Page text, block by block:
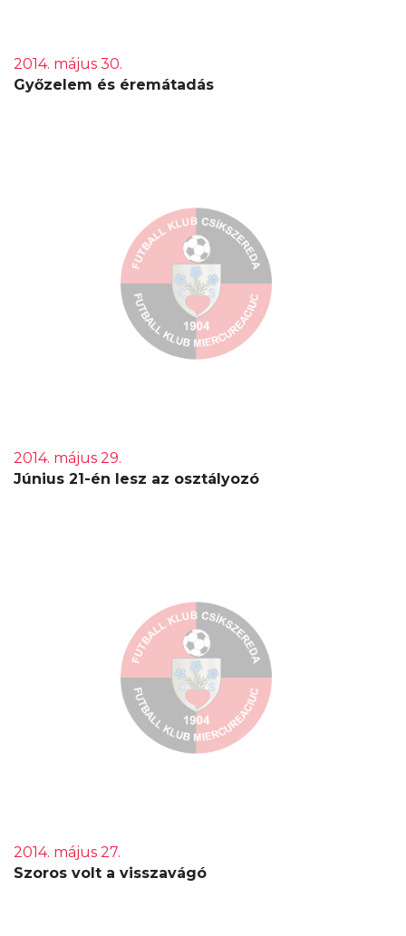
2014. május 30.
Győzelem és éremátadás
2014. május 29.
Június 21-én lesz az osztályozó
2014. május 27.
Szoros volt a visszavágó